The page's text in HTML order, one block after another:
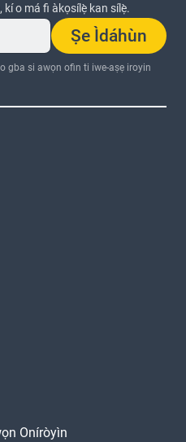
o má fi àkọsílẹ̀ kan sílẹ̀.
Ṣe Ìdáhùn
gba si awọn ofin ti iwe-aṣẹ iroyin
Oníròyìn